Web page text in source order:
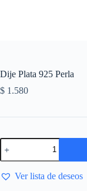
Dije Plata 925 Perla
$ 1.580
Ver lista de deseos